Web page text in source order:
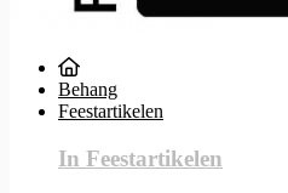
Behang
Feestartikelen
In Feestartikelen